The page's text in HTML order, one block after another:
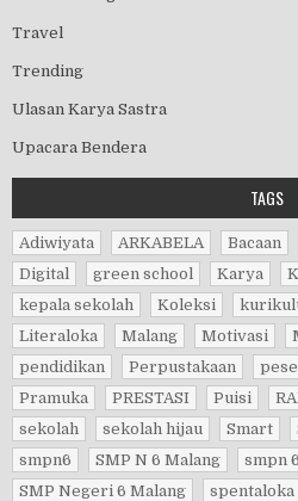
Travel
Trending
Ulasan Karya Sastra
Upacara Bendera
TAGS
Adiwiyata ARKABELA Bacaan
Digital
green school Karya
kepala sekolah
Koleksi
Literaloka
Malang Motivasi
pendidikan
Perpustakaan
Pramuka
PRESTASI Puisi
sekolah
sekolah hijau Smart
smpn6
SMP N 6 Malang
smpn
SMP Negeri 6 Malang
spentaloka